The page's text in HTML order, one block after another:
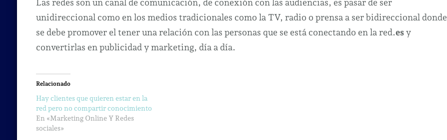
unidireccional como en los medios tradicionales como la TV, radio o prensa a ser bidireccional donde
se debe promover el tener una relación con las personas que se está conectando en la red.esy
convertirlas en publicidad y marketing, día a día.
Relacionado
Hay clientes que quieren estar en la
red pero no compartir conocimiento
En «Marketing Online Y Redes
sociales»